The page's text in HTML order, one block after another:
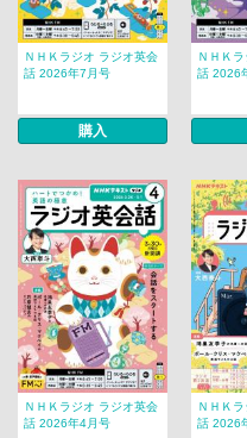
ＮＨＫラジオ ラジオ英会
話 2026年7月号
購入
ＮＨＫ
話 2026
ＮＨＫラジオ ラジオ英会
話 2026年4月号
ＮＨＫ
話 2026